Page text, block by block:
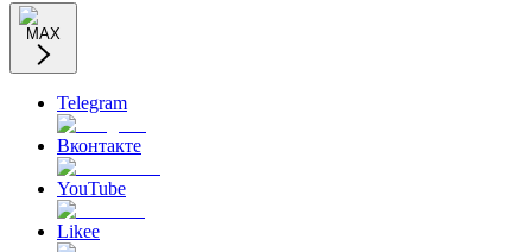
MAX
Telegram
Вконтакте
YouTube
Likee